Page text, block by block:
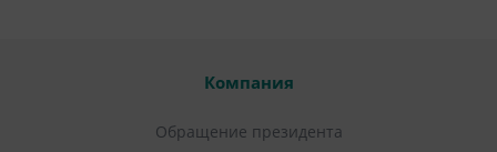
Компания
Обращение президента